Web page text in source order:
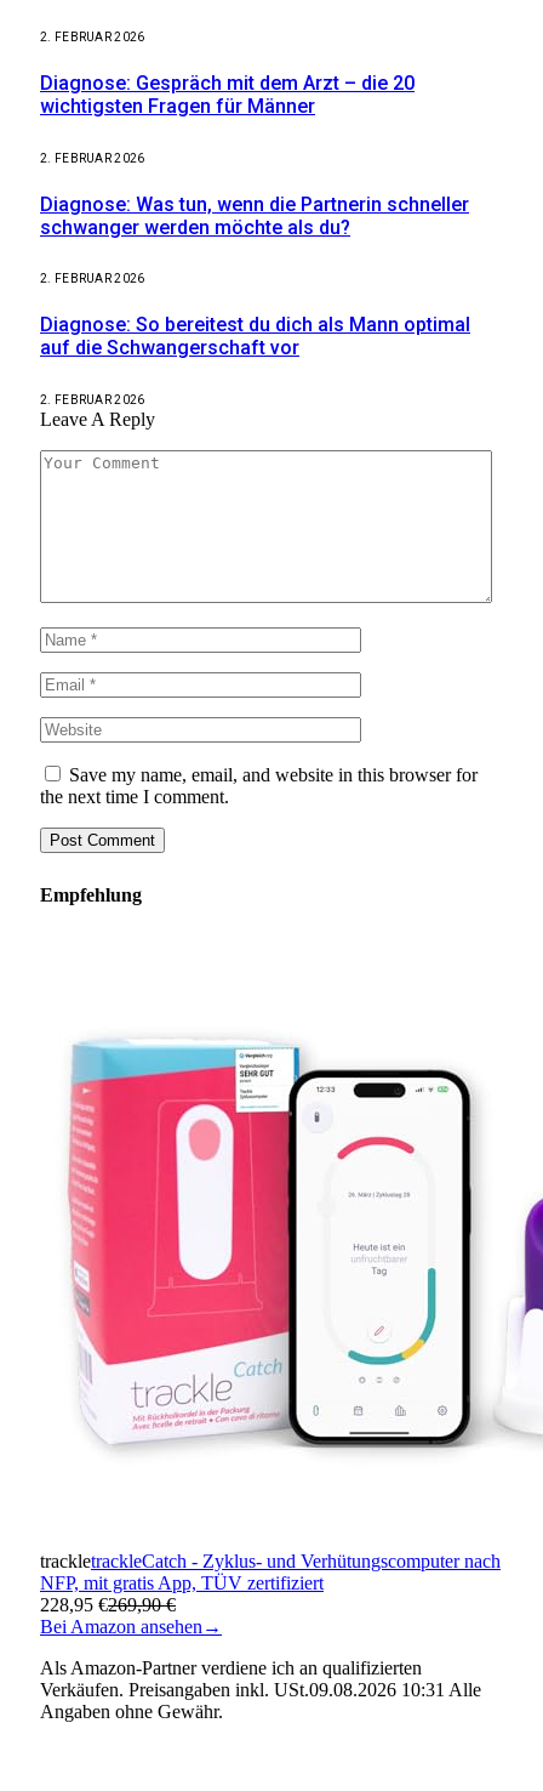
2. FEBRUAR 2026
Diagnose: Gespräch mit dem Arzt – die 20
wichtigsten Fragen für Männer
2. FEBRUAR 2026
Diagnose: Was tun, wenn die Partnerin schneller
schwanger werden möchte als du?
2. FEBRUAR 2026
Diagnose: So bereitest du dich als Mann optimal
auf die Schwangerschaft vor
2. FEBRUAR 2026
Leave A Reply
Save my name, email, and website in this browser for
the next time I comment.
Empfehlung
trackletrackleCatch - Zyklus- und Verhütungscomputer nach
NFP, mit gratis App, TÜV zertifiziert
228,95 €269,90 €
Bei Amazon ansehen →
Als Amazon-Partner verdiene ich an qualifizierten
Verkäufen. Preisangaben inkl. USt.09.08.2026 10:31 Alle
Angaben ohne Gewähr.